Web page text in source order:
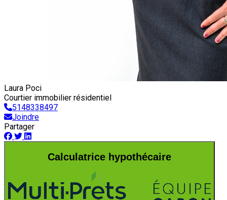
Laura Poci
Courtier immobilier résidentiel
5148338497
Joindre
Partager
Calculatrice hypothécaire